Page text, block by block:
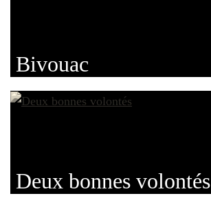
Bivouac
Deux bonnes volontés